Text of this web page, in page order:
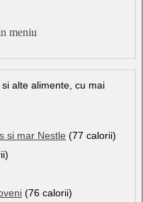
meniu
alte alimente, cu mai
si mar Nestle (77 calorii)
(76 calorii)